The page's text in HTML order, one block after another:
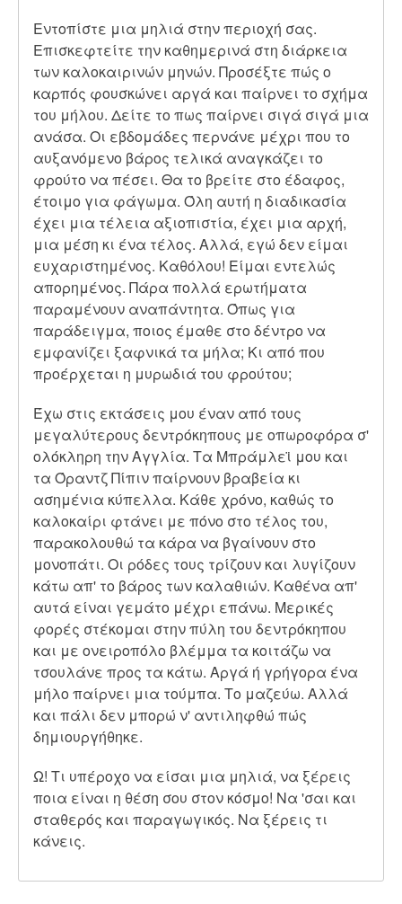
Εντοπίστε μια μηλιά στην περιοχή σας.
Επισκεφτείτε την καθημερινά στη διάρκεια
των καλοκαιρινών μηνών. Προσέξτε πώς ο
καρπός φουσκώνει αργά και παίρνει το σχήμα
του μήλου. Δείτε το πως παίρνει σιγά σιγά μια
ανάσα. Οι εβδομάδες περνάνε μέχρι που το
αυξανόμενο βάρος τελικά αναγκάζει το
φρούτο να πέσει. Θα το βρείτε στο έδαφος,
έτοιμο για φάγωμα. Όλη αυτή η διαδικασία
έχει μια τέλεια αξιοπιστία, έχει μια αρχή,
μια μέση κι ένα τέλος. Αλλά, εγώ δεν είμαι
ευχαριστημένος. Καθόλου! Είμαι εντελώς
απορημένος. Πάρα πολλά ερωτήματα
παραμένουν αναπάντητα. Όπως για
παράδειγμα, ποιος έμαθε στο δέντρο να
εμφανίζει ξαφνικά τα μήλα; Κι από που
προέρχεται η μυρωδιά του φρούτου;
Έχω στις εκτάσεις μου έναν από τους
μεγαλύτερους δεντρόκηπους με οπωροφόρα σ'
ολόκληρη την Αγγλία. Τα Μπράμλεϊ μου και
τα Όραντζ Πίπιν παίρνουν βραβεία κι
ασημένια κύπελλα. Κάθε χρόνο, καθώς το
καλοκαίρι φτάνει με πόνο στο τέλος του,
παρακολουθώ τα κάρα να βγαίνουν στο
μονοπάτι. Οι ρόδες τους τρίζουν και λυγίζουν
κάτω απ' το βάρος των καλαθιών. Καθένα απ'
αυτά είναι γεμάτο μέχρι επάνω. Μερικές
φορές στέκομαι στην πύλη του δεντρόκηπου
και με ονειροπόλο βλέμμα τα κοιτάζω να
τσουλάνε προς τα κάτω. Αργά ή γρήγορα ένα
μήλο παίρνει μια τούμπα. Το μαζεύω. Αλλά
και πάλι δεν μπορώ ν' αντιληφθώ πώς
δημιουργήθηκε.
Ω! Τι υπέροχο να είσαι μια μηλιά, να ξέρεις
ποια είναι η θέση σου στον κόσμο! Να 'σαι και
σταθερός και παραγωγικός. Να ξέρεις τι
κάνεις.